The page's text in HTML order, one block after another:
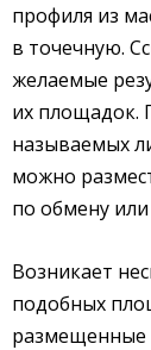
профиля из
в точечную.
желаемые
их площадок.
называемых
можно
по обмену или
Возникает
подобных
размещенные